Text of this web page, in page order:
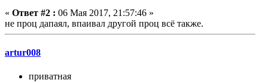
« Ответ #2 : 06 Мая 2017, 21:57:46 »
не проц дапаял, впаивал другой проц всё также.
artur008
приватная